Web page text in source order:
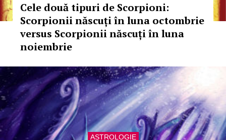
Cele două tipuri de Scorpioni:
Scorpionii născuți în luna octombrie
versus Scorpionii născuți în luna
noiembrie
ASTROLOGIE